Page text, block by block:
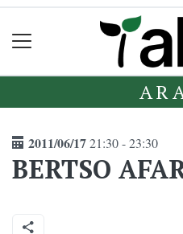
2011/06/1721:30 - 23:30
BERTSO